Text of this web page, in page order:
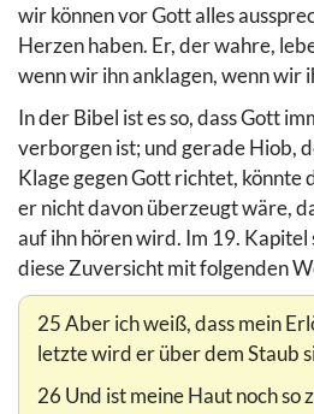
wir können vor Gott alles
Herzen haben. Er, der wahre,
wenn wir ihn anklagen, wenn wir
In der Bibel ist es so, dass Gott
verborgen ist; und gerade Hiob,
Klage gegen Gott richtet, könnte
er nicht davon überzeugt wäre,
auf ihn hören wird. Im 19. Kapitel
diese Zuversicht mit folgenden
25 Aber ich weiß, dass mein
letzte wird er über dem Staub
26 Und ist meine Haut noch so